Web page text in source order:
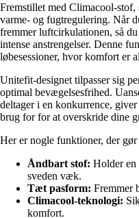
Fremstillet med Climacool-stof,
varme- og fugtregulering. Når
fremmer luftcirkulationen, så
intense anstrengelser. Denne
løbesessioner, hvor komfort er
Unitefit-designet tilpasser sig
optimal bevægelsesfrihed.
deltager i en konkurrence,
brug for for at overskride dine
Her er nogle funktioner, der
Åndbart stof: Holder en
sveden væk.
Tæt pasform: Fremmer
Climacool-teknologi:
komfort.